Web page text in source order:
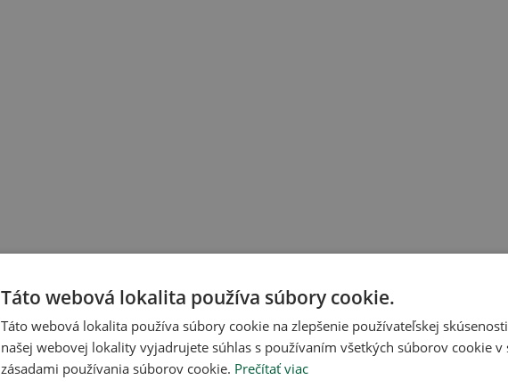
Táto webová lokalita používa súbory cookie.
Táto webová lokalita používa súbory cookie na zlepšenie používateľskej
našej webovej lokality vyjadrujete súhlas s používaním všetkých súborov cookie v
zásadami používania súborov cookie. Prečítať viac